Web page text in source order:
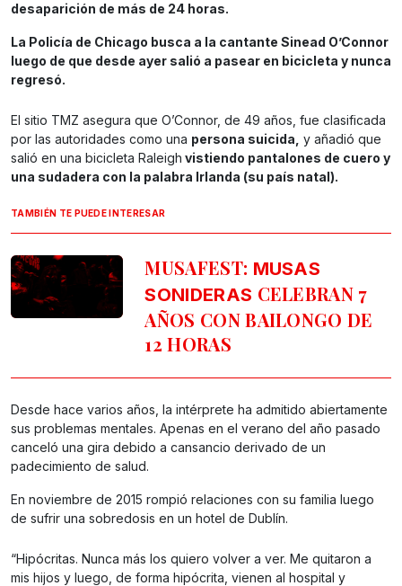
desaparición de más de 24 horas.
La Policía de Chicago busca a la cantante Sinead O’Connor
luego de que desde ayer salió a pasear en bicicleta y nunca
regresó.
El sitio TMZ asegura que O’Connor, de 49 años, fue clasificada
por las autoridades como una persona suicida, y añadió que
salió en una bicicleta Raleigh vistiendo pantalones de cuero y
una sudadera con la palabra Irlanda (su país natal).
TAMBIÉN TE PUEDE INTERESAR
MUSAFEST: MUSAS
SONIDERAS CELEBRAN 7
AÑOS CON BAILONGO DE
12 HORAS
Desde hace varios años, la intérprete ha admitido abiertamente
sus problemas mentales. Apenas en el verano del año pasado
canceló una gira debido a cansancio derivado de un
padecimiento de salud.
En noviembre de 2015 rompió relaciones con su familia luego
de sufrir una sobredosis en un hotel de Dublín.
“Hipócritas. Nunca más los quiero volver a ver. Me quitaron a
mis hijos y luego, de forma hipócrita, vienen al hospital y